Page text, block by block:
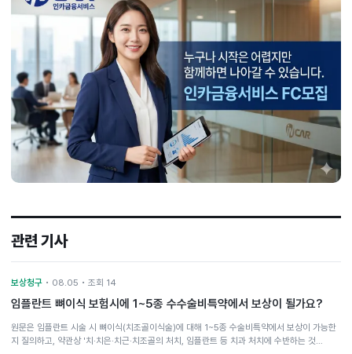
관련 기사
보상청구 • 08.05 • 조회 14
임플란트 뼈이식 보험시에 1~5종 수수술비특약에서 보상이 될가요?
원문은 임플란트 시술 시 뼈이식(치조골이식술)에 대해 1~5종 수술비특약에서 보상이 가능한
지 질의하고, 약관상 '치·치은·치근·치조골의 처치, 임플란트 등 치과 처치에 수반하는 것…